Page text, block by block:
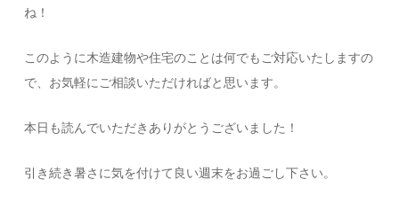
ね！
このように木造建物や住宅のことは何でもご対応いたしますの
で、お気軽にご相談いただければと思います。
本日も読んでいただきありがとうございました！
引き続き暑さに気を付けて良い週末をお過ごし下さい。